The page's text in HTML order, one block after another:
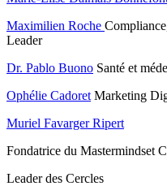
Maximilien Roche
Leader
Dr. Pablo Buono Santé et
Ophélie Cadoret Marketing
Muriel Favarger Ripert
Fondatrice du Mastermindset
Leader des Cercles